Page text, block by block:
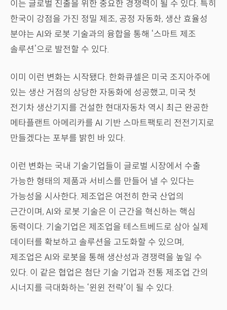
이는 글로벌 진출을 위한 중요한 경쟁력이 될 수 있다. 특히
한국이 강점을 가진 정밀 제조, 공정 자동화, 생산 효율성
분야는 AI와 로봇 기술과의 융합을 통해 ‘스마트 제조
솔루션’으로 발전할 수 있다.
이미 이런 변화는 시작됐다. 한화큐셀은 미국 조지아주에
있는 생산 거점의 상당한 자동화에 성공했고, 미국 첫
전기차 생산기지를 건설한 현대자동차 역시 최근 완공한
메타플랜트 아메리카를 AI 기반 스마트팩토리 전전기지로
만들겠다는 포부를 밝힌 바 있다.
이런 변화는 국내 기술기업들이 글로벌 시장에서 수출
가능한 형태의 제품과 서비스를 만들어 낼 수 있다는
가능성을 시사한다. 제조업은 여전히 한국 산업의
근간이며, AI와 로봇 기술은 이 근간을 혁신하는 핵심
동력이다. 기술기업은 제조업을 테스트베드로 삼아 실제
데이터를 확보하고 솔루션을 고도화할 수 있으며,
제조업은 AI와 로봇을 통해 생산성과 경쟁력을 높일 수
있다. 이 같은 협업은 첨단 기술 기업과 전통 제조업 간의
시너지를 극대화하는 ‘윈윈 전략’이 될 수 있다.